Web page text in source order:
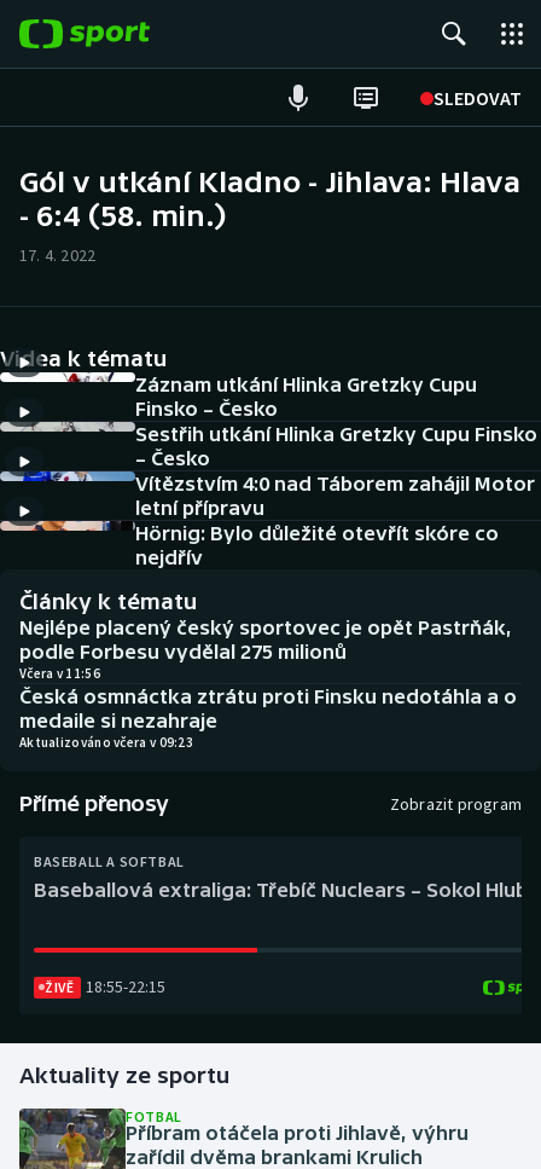
SLEDOVAT
Hokej
Cyklistika
DALŠÍ SPORTY
Americký fotbal
Baseball a softbal
Basketbal
Biatlon
Boby a skeleton
Box
Golf
Gymnastika
NEPŘEHLÉDNĚTE
Historické návraty
Aplikace ČT sport
AZ kvíz
Gól v utkání Kladno - Jihlava: Hlava
- 6:4 (58. min.)
17. 4. 2022
Videa k tématu
Záznam utkání Hlinka Gretzky Cupu
Finsko – Česko
Sestřih utkání Hlinka Gretzky Cupu Finsko
– Česko
Vítězstvím 4:0 nad Táborem zahájil Motor
letní přípravu
Hörnig: Bylo důležité otevřít skóre co
nejdřív
Články k tématu
Nejlépe placený český sportovec je opět Pastrňák,
podle Forbesu vydělal 275 milionů
Včera v 11:56
Česká osmnáctka ztrátu proti Finsku nedotáhla a o
medaile si nezahraje
Aktualizováno včera v 09:23
Přímé přenosy Zobrazit program
BASEBALL A SOFTBAL
Baseballová extraliga: Třebíč Nuclears – Sokol
ŽIVĚ 18:55-22:15
Aktuality ze sportu
FOTBAL
Příbram otáčela proti Jihlavě, výhru
zařídil dvěma brankami Krulich